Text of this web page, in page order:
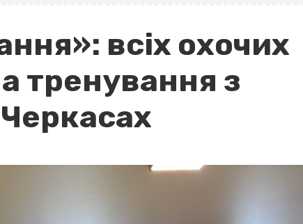
всіх охочих
тренування з